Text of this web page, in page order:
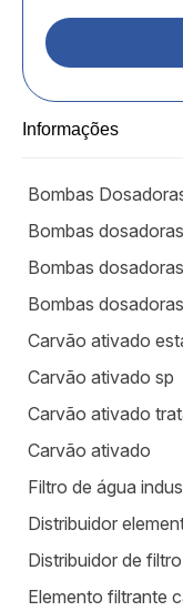
Informações
Bombas
Bombas
Bombas
Bombas
Carvão ativado
Carvão ativado sp
Carvão ativado
Carvão ativado
Filtro de água
Distribuidor
Distribuidor de
Elemento filtrante